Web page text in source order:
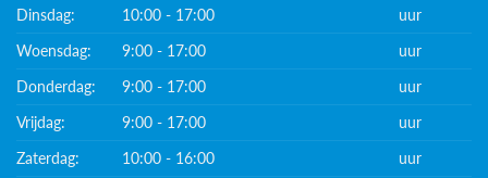
Dinsdag:
10:00 - 17:00
uur
Woensdag:
9:00 - 17:00
uur
Donderdag:
9:00 - 17:00
uur
Vrijdag:
9:00 - 17:00
uur
Zaterdag:
10:00 - 16:00 uur